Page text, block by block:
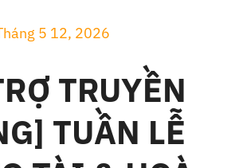
Môn
5 12, 2026
TRUYỀN
TUẦN LỄ